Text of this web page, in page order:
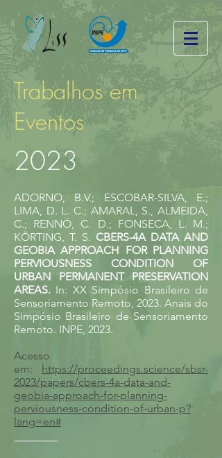
Trabalhos em
Eventos
2023
ADORNO, B.V.; ESCOBAR-SILVA, E.;
LIMA, D. L. C.; AMARAL, S., ALMEIDA,
C.; RENNÓ, C. D.; FONSECA, L. M.;
KÖRTING, T. S. CBERS-4A DATA AND
GEOBIA APPROACH FOR PLANNING
PERVIOUSNESS CONDITION OF
URBAN PERMANENT PRESERVATION
AREAS. In: XX Simpósio Brasileiro de
Sensoriamento Remoto, 2023. Anais do
Simpósio Brasileiro de Sensoriamento
Remoto. INPE, 2023.
Acesso
em: https://proceedings.science/sbsr-
2023/papers/cbers-4a-data-and-
geobia-approach-for-planning-
perviousness-condition-of-urban-p?
lang=en#